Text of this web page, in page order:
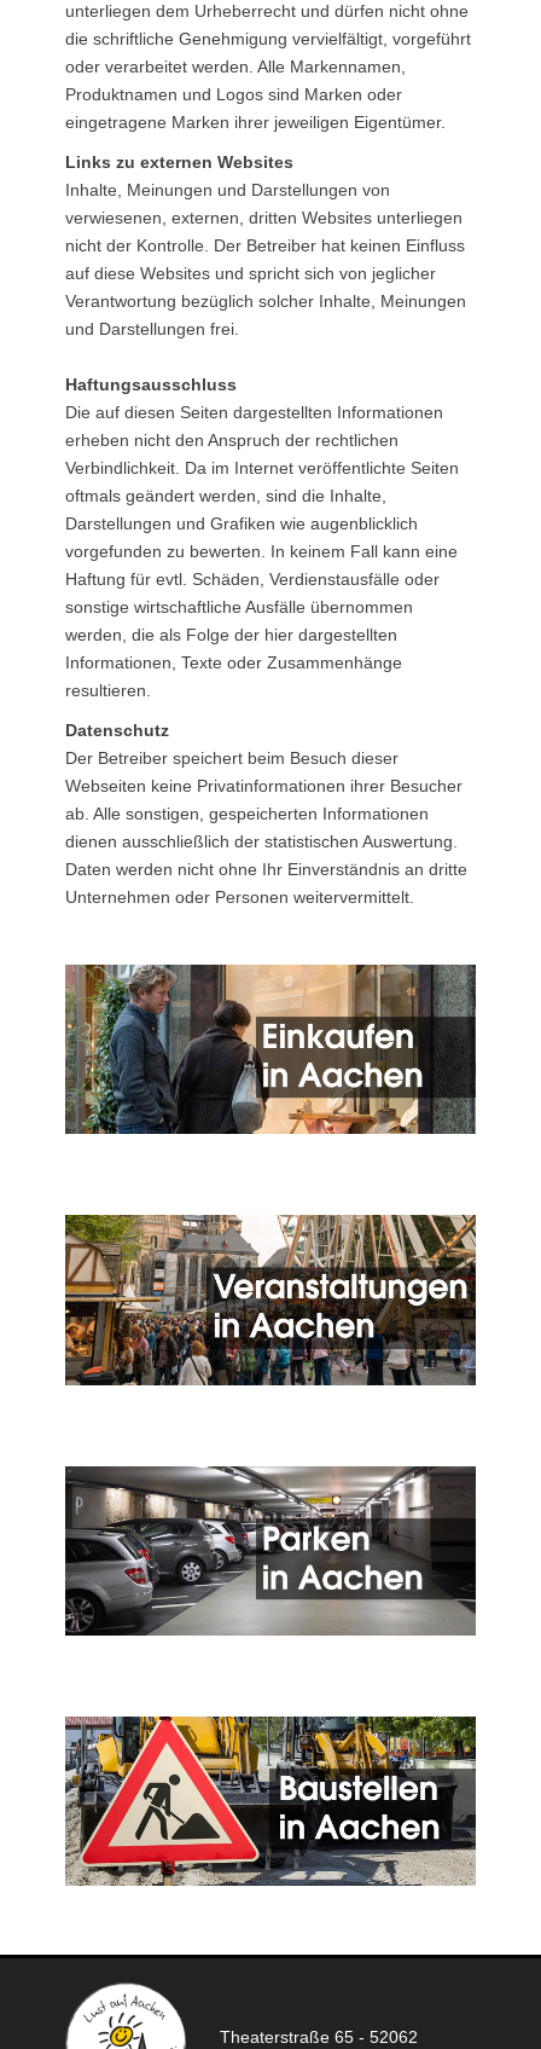
unterliegen dem Urheberrecht und dürfen nicht ohne
die schriftliche Genehmigung vervielfältigt, vorgeführt
oder verarbeitet werden. Alle Markennamen,
Produktnamen und Logos sind Marken oder
eingetragene Marken ihrer jeweiligen Eigentümer.
Links zu externen Websites
Inhalte, Meinungen und Darstellungen von
verwiesenen, externen, dritten Websites unterliegen
nicht der Kontrolle. Der Betreiber hat keinen Einfluss
auf diese Websites und spricht sich von jeglicher
Verantwortung bezüglich solcher Inhalte, Meinungen
und Darstellungen frei.
Haftungsausschluss
Die auf diesen Seiten dargestellten Informationen
erheben nicht den Anspruch der rechtlichen
Verbindlichkeit. Da im Internet veröffentlichte Seiten
oftmals geändert werden, sind die Inhalte,
Darstellungen und Grafiken wie augenblicklich
vorgefunden zu bewerten. In keinem Fall kann eine
Haftung für evtl. Schäden, Verdienstausfälle oder
sonstige wirtschaftliche Ausfälle übernommen
werden, die als Folge der hier dargestellten
Informationen, Texte oder Zusammenhänge
resultieren.
Datenschutz
Der Betreiber speichert beim Besuch dieser
Webseiten keine Privatinformationen ihrer Besucher
ab. Alle sonstigen, gespeicherten Informationen
dienen ausschließlich der statistischen Auswertung.
Daten werden nicht ohne Ihr Einverständnis an dritte
Unternehmen oder Personen weitervermittelt.
Theaterstraße 65 - 52062